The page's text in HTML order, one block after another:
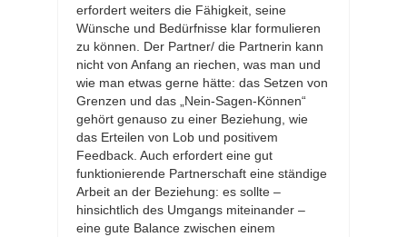
erfordert weiters die Fähigkeit, seine
Wünsche und Bedürfnisse klar formulieren
zu können. Der Partner/ die Partnerin kann
nicht von Anfang an riechen, was man und
wie man etwas gerne hätte: das Setzen von
Grenzen und das „Nein-Sagen-Können“
gehört genauso zu einer Beziehung, wie
das Erteilen von Lob und positivem
Feedback. Auch erfordert eine gut
funktionierende Partnerschaft eine ständige
Arbeit an der Beziehung: es sollte –
hinsichtlich des Umgangs miteinander –
eine gute Balance zwischen einem